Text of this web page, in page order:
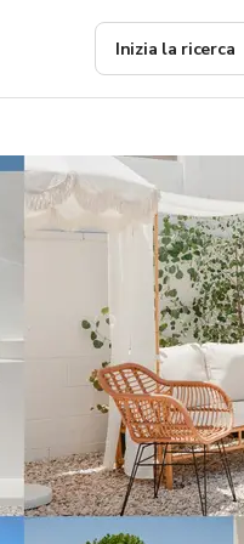
Inizia la ricerca